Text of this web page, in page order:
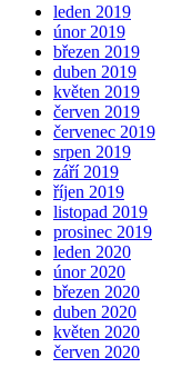
leden 2019
únor 2019
březen 2019
duben 2019
květen 2019
červen 2019
červenec 2019
srpen 2019
září 2019
říjen 2019
listopad 2019
prosinec 2019
leden 2020
únor 2020
březen 2020
duben 2020
květen 2020
červen 2020